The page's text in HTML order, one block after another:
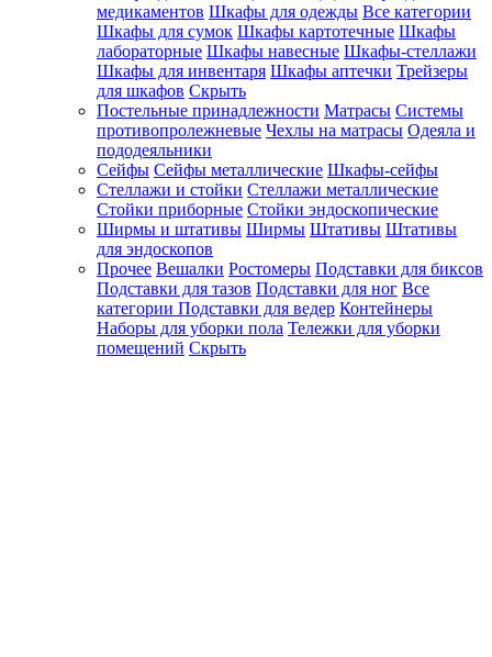
медикаментов Шкафы для одежды Все категории
Шкафы для сумок Шкафы картотечные Шкафы
лабораторные Шкафы навесные Шкафы-стеллажи
Шкафы для инвентаря Шкафы аптечки Трейзеры
для шкафов Скрыть
Постельные принадлежности Матрасы Системы
противопролежневые Чехлы на матрасы Одеяла и
пододеяльники
Сейфы Сейфы металлические Шкафы-сейфы
Стеллажи и стойки Стеллажи металлические
Стойки приборные Стойки эндоскопические
Ширмы и штативы Ширмы Штативы Штативы
для эндоскопов
Прочее Вешалки Ростомеры Подставки для биксов
Подставки для тазов Подставки для ног Все
категории Подставки для ведер Контейнеры
Наборы для уборки пола Тележки для уборки
помещений Скрыть